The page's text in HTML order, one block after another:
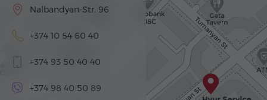
Nalbandyan-Str. 96
+374 10 54 60 40
+374 93 50 40 40
+374 98 40 50 89